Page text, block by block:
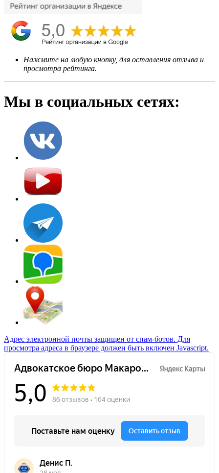
Нажмите на любую кнопку, для оставления отзыва и
просмотра рейтинга.
Мы в социальных сетях:
Адрес электронной почты защищен от спам-ботов. Для
просмотра адреса в браузере должен быть включен Javascript.